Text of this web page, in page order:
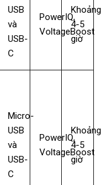
USB
và
USB-
C
PowerIQ,
VoltageBoost
Khoảng
4-5
giờ
Micro-
USB
và
USB-
C
PowerIQ,
VoltageBoost
Khoảng
4-5
giờ